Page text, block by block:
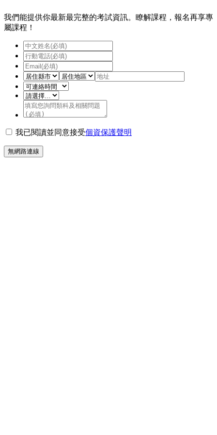
我們能提供你最新最完整的考試資訊。瞭解課程，報名再享專
屬課程！
我已閱讀並同意接受個資保護聲明